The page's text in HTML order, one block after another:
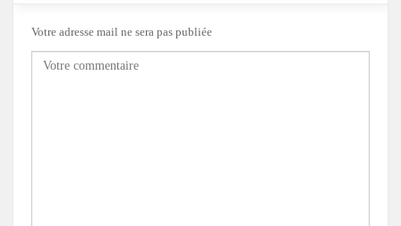
Votre adresse mail ne sera pas publiée